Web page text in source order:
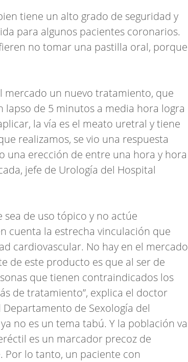
tiene un alto grado de seguridad y
para algunos pacientes coronarios.
no tomar una pastilla oral, porque
mercado un nuevo tratamiento, que
de 5 minutos a media hora logra
la vía es el meato uretral y tiene
realizamos, se vio una respuesta
una erección de entre una hora y hora
jefe de Urología del Hospital
sea de uso tópico y no actúe
cuenta la estrecha vinculación que
cardiovascular. No hay en el mercado
de este producto es que al ser de
que tienen contraindicados los
de tratamiento”, explica el doctor
de Sexología del
no es un tema tabú. Y la población va
es un marcador precoz de
Por lo tanto, un paciente con